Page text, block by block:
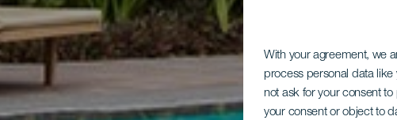
With your agreement, we
process personal data like
not ask for your consent
your consent or object to